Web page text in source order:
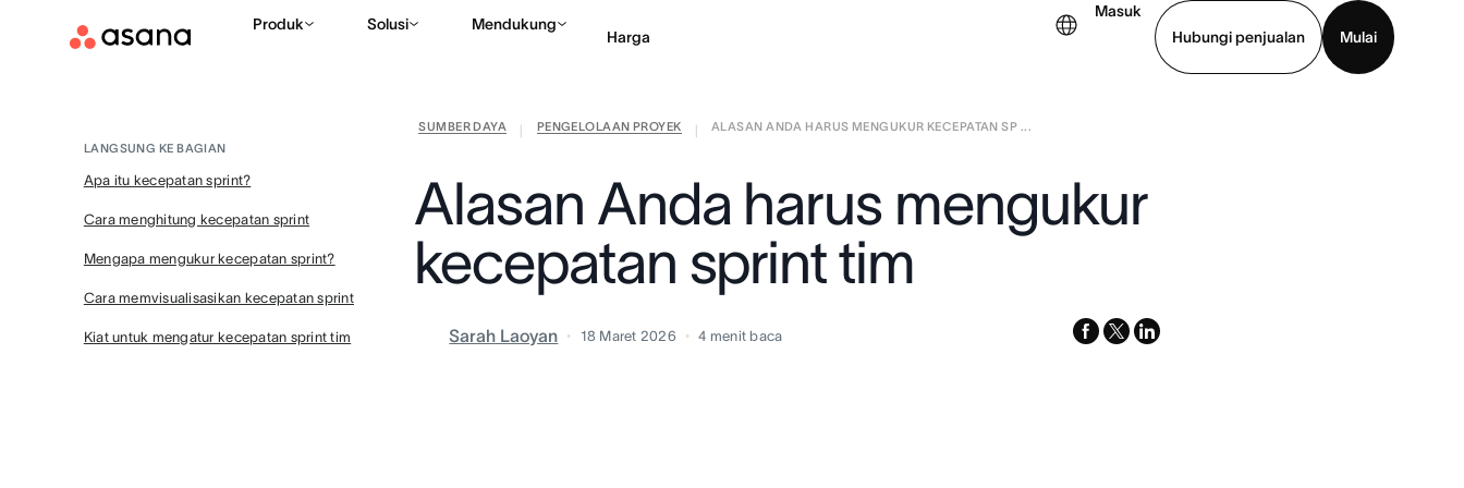
Produk Solusi Mendukung
Harga
Masuk
Hubungi penjualan
Mulai
Hubungi penjualan Lihat demo
SUMBER DAYA PENGELOLAAN PROYEK ALASAN ANDA HARUS MENGUKUR KECEPATAN SP ...
Alasan Anda harus mengukur
kecepatan sprint tim
Sarah Laoyan 18 Maret 2026 4 menit baca facebook
x-
linkedin
LANGSUNG KE BAGIAN
Apa itu kecepatan sprint?
Cara menghitung kecepatan sprint
Mengapa mengukur kecepatan sprint?
Cara memvisualisasikan kecepatan sprint
Kiat untuk mengatur kecepatan sprint tim